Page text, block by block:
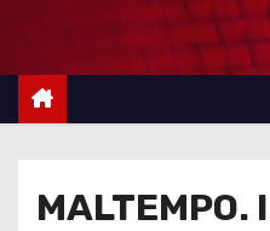
MALTEMPO.